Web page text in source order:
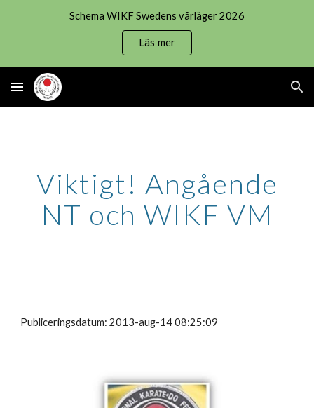
Schema WIKF Swedens vårläger 2026
Läs mer
Viktigt! Angående
NT och WIKF VM
Publiceringsdatum: 2013-aug-14 08:25:09